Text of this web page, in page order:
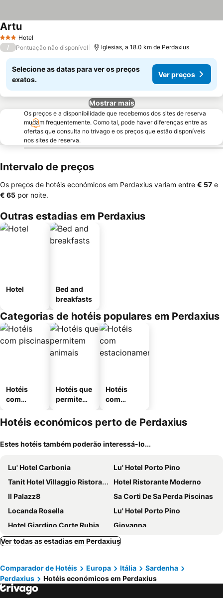
3 EstrelasHotel
Artu
/ Pontuação não disponível Iglesias, a 18.0 km de Perdaxius
Selecione as datas para ver os preços
exatos.
Ver preços
Mostrar mais
Os preços e a disponibilidade que recebemos dos sites de reserva
mudam frequentemente. Como tal, pode haver diferenças entre as
ofertas que consulta no trivago e os preços que estão disponíveis
nos sites de reserva.
Intervalo de preços
Os preços de hotéis económicos em Perdaxius variam entre ‎€ 57 e
‎€ 65 por noite.
Outras estadias em Perdaxius
Hotel
Bed and
breakfasts
Categorias de hotéis populares em Perdaxius
Hotéis
com
Hotéis que
permitem
Hotéis
com
mento
Hotéis económicos perto de Perdaxius
Estes hotéis também poderão interessá-lo...
Lu' Hotel Carbonia
Lu' Hotel Porto Pino
Tanit Hotel Villaggio Ristorante
Hotel Ristorante Moderno
Il Palazz8
Sa Corti De Sa Perda Piscinas
Locanda Rosella
Lu' Hotel Porto Pino
Hotel Giardino Corte Rubja
Giovanna
Hotel I Colori
Hotel Costa Antiga
Ver todas as estadias em Perdaxius
Comparador de Hotéis Europa Itália
Sardenha
Perdaxius
Hotéis económicos em Perdaxius